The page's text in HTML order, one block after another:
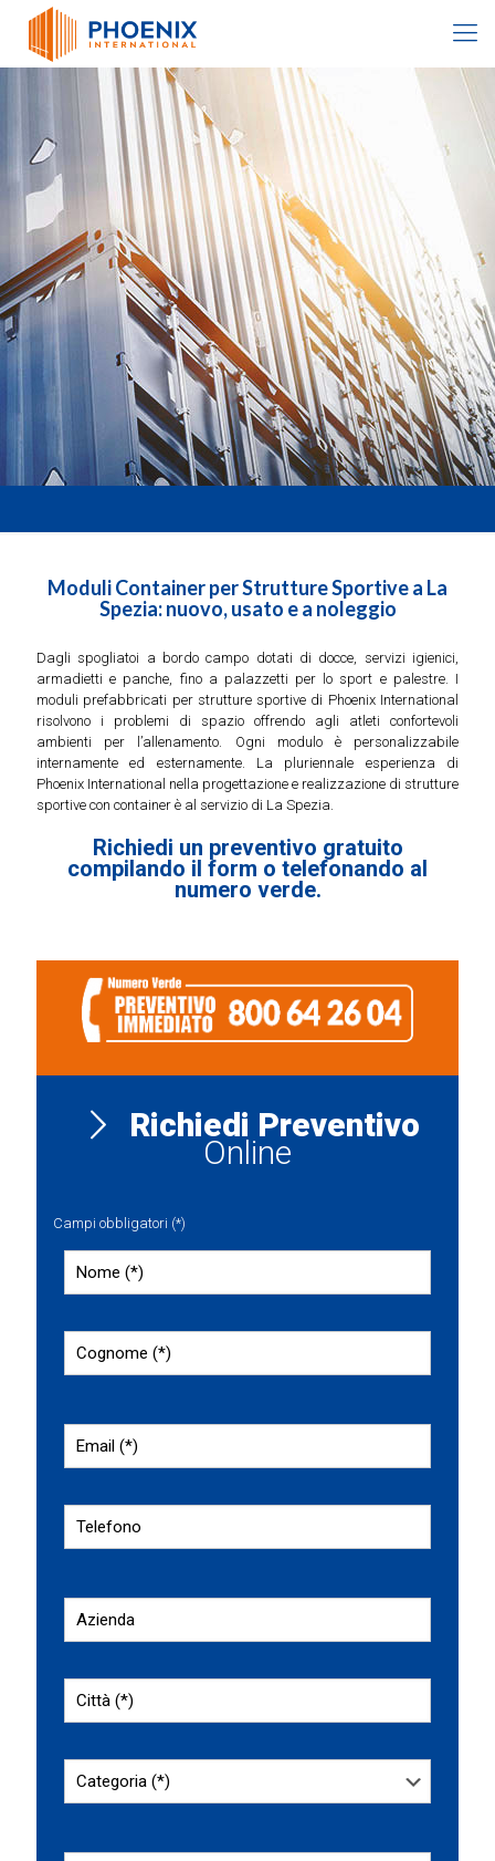
Moduli Container per Strutture Sportive a La
Spezia: nuovo, usato e a noleggio
Dagli spogliatoi a bordo campo dotati di docce, servizi igienici,
armadietti e panche, fino a palazzetti per lo sport e palestre. I
moduli prefabbricati per strutture sportive di Phoenix International
risolvono i problemi di spazio offrendo agli atleti confortevoli
ambienti per l’allenamento. Ogni modulo è personalizzabile
internamente ed esternamente. La pluriennale esperienza di
Phoenix International nella progettazione e realizzazione di strutture
sportive con container è al servizio di La Spezia.
Richiedi un preventivo gratuito
compilando il form o telefonando al
numero verde.
Richiedi Preventivo
Online
Campi obbligatori (*)